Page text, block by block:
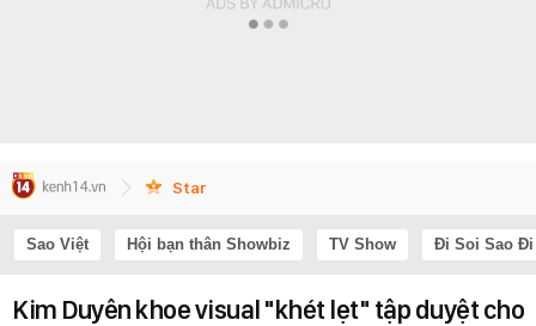
Star
Sao Việt Hội bạn thân Showbiz TV Show Đi Soi Sao Đi
Kim Duyên khoe visual "khét lẹt" tập duyệt cho